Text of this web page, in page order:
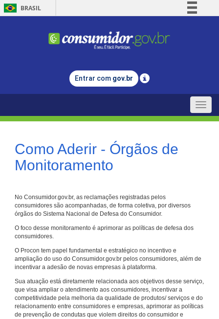
BRASIL
Comunica BR
Legislação
Entrar com gov.br
Toggle
Como Aderir - Órgãos de
Monitoramento
No Consumidor.gov.br, as reclamações registradas pelos
consumidores são acompanhadas, de forma coletiva, por diversos
órgãos do Sistema Nacional de Defesa do Consumidor.
O foco desse monitoramento é aprimorar as políticas de defesa dos
consumidores.
O Procon tem papel fundamental e estratégico no incentivo e
ampliação do uso do Consumidor.gov.br pelos consumidores, além de
incentivar a adesão de novas empresas à plataforma.
Sua atuação está diretamente relacionada aos objetivos desse serviço,
que visa ampliar o atendimento aos consumidores, incentivar a
competitividade pela melhoria da qualidade de produtos/ serviços e do
relacionamento entre consumidores e empresas, aprimorar as políticas
de prevenção de condutas que violem direitos do consumidor e